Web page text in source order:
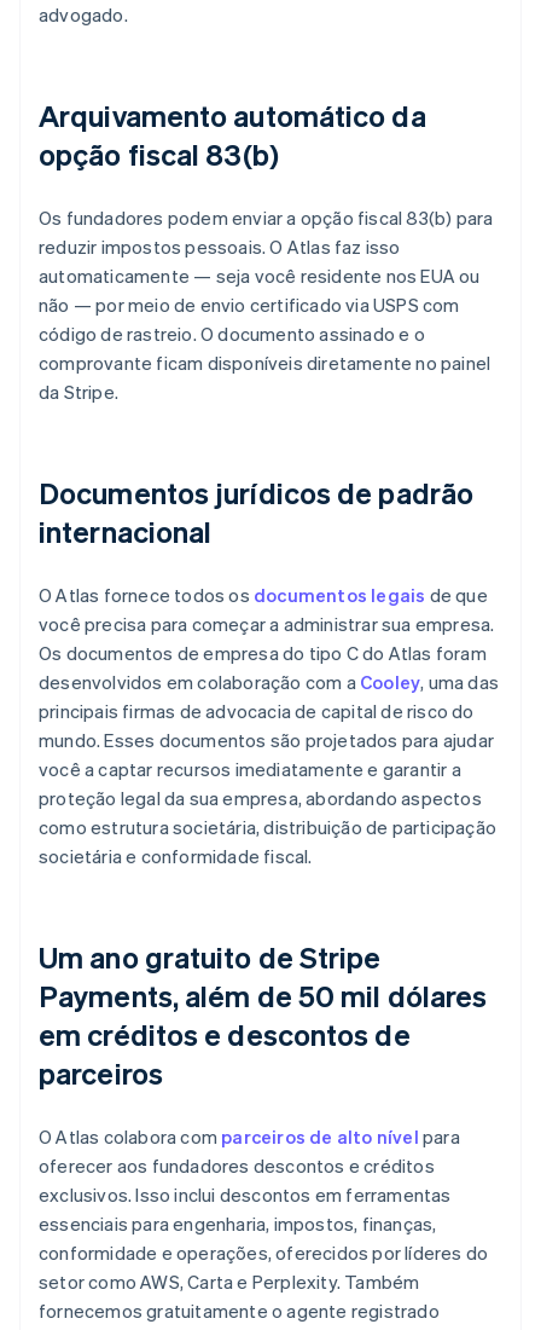
advogado.
Arquivamento automático da
opção fiscal 83(b)
Os fundadores podem enviar a opção fiscal 83(b) para
reduzir impostos pessoais. O Atlas faz isso
automaticamente — seja você residente nos EUA ou
não — por meio de envio certificado via USPS com
código de rastreio. O documento assinado e o
comprovante ficam disponíveis diretamente no painel
da Stripe.
Documentos jurídicos de padrão
internacional
O Atlas fornece todos os documentos legais de que
você precisa para começar a administrar sua empresa.
Os documentos de empresa do tipo C do Atlas foram
desenvolvidos em colaboração com a Cooley, uma das
principais firmas de advocacia de capital de risco do
mundo. Esses documentos são projetados para ajudar
você a captar recursos imediatamente e garantir a
proteção legal da sua empresa, abordando aspectos
como estrutura societária, distribuição de participação
societária e conformidade fiscal.
Um ano gratuito de Stripe
Payments, além de 50 mil dólares
em créditos e descontos de
parceiros
O Atlas colabora com parceiros de alto nível para
oferecer aos fundadores descontos e créditos
exclusivos. Isso inclui descontos em ferramentas
essenciais para engenharia, impostos, finanças,
conformidade e operações, oferecidos por líderes do
setor como AWS, Carta e Perplexity. Também
fornecemos gratuitamente o agente registrado